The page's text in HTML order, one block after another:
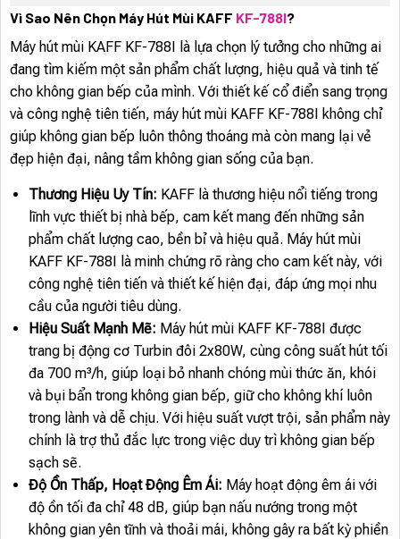
Vì Sao Nên Chọn Máy Hút Mùi KAFF KF-788I?
Máy hút mùi KAFF KF-788I là lựa chọn lý tưởng cho những ai
đang tìm kiếm một sản phẩm chất lượng, hiệu quả và tinh tế
cho không gian bếp của mình. Với thiết kế cổ điển sang trọng
và công nghệ tiên tiến, máy hút mùi KAFF KF-788I không chỉ
giúp không gian bếp luôn thông thoáng mà còn mang lại vẻ
đẹp hiện đại, nâng tầm không gian sống của bạn.
Thương Hiệu Uy Tín: KAFF là thương hiệu nổi tiếng trong
lĩnh vực thiết bị nhà bếp, cam kết mang đến những sản
phẩm chất lượng cao, bền bỉ và hiệu quả. Máy hút mùi
KAFF KF-788I là minh chứng rõ ràng cho cam kết này, với
công nghệ tiên tiến và thiết kế hiện đại, đáp ứng mọi nhu
cầu của người tiêu dùng.
Hiệu Suất Mạnh Mẽ: Máy hút mùi KAFF KF-788I được
trang bị động cơ Turbin đôi 2x80W, cùng công suất hút tối
đa 700 m³/h, giúp loại bỏ nhanh chóng mùi thức ăn, khói
và bụi bẩn trong không gian bếp, giữ cho không khí luôn
trong lành và dễ chịu. Với hiệu suất vượt trội, sản phẩm này
chính là trợ thủ đắc lực trong việc duy trì không gian bếp
sạch sẽ.
Độ Ồn Thấp, Hoạt Động Êm Ái: Máy hoạt động êm ái với
độ ồn tối đa chỉ 48 dB, giúp bạn nấu nướng trong một
không gian yên tĩnh và thoải mái, không gây ra bất kỳ phiền